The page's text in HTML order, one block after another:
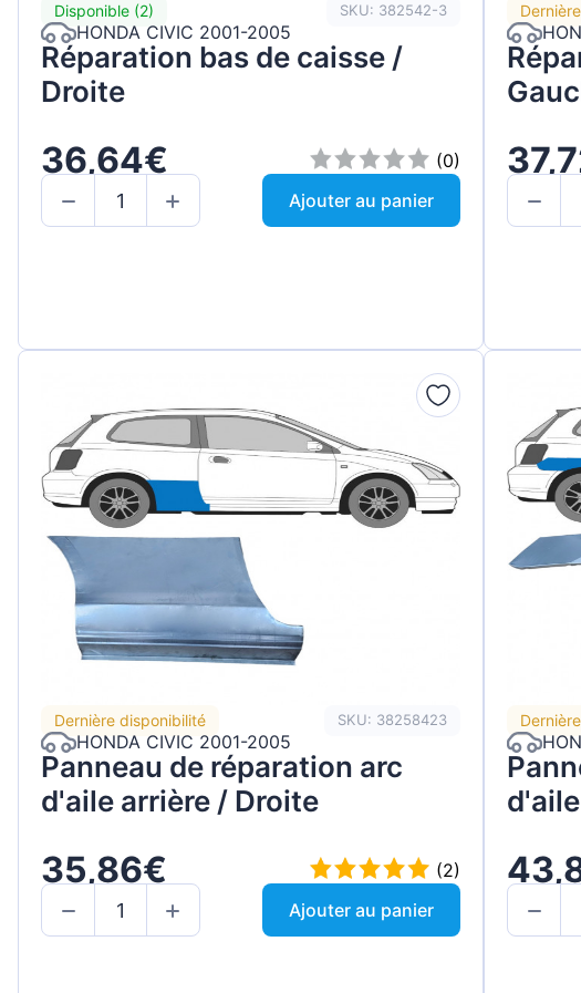
Disponible (2) SKU: 382542-3
HONDA CIVIC 2001-2005
Réparation bas de caisse /
Droite
36,64€
(0)
Ajouter au panier
Dernière disponibilité SKU: 38258423
HONDA CIVIC 2001-2005
Panneau de réparation arc
d'aile arrière / Droite
35,86€
(2)
Ajouter au panier